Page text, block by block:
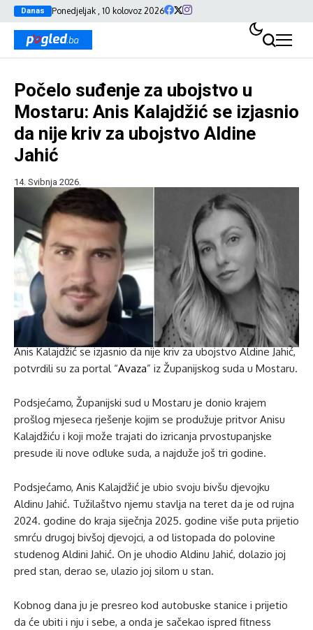
Danas Ponedjeljak , 10 kolovoz 2026
Počelo suđenje za ubojstvo u
Mostaru: Anis Kalajdžić se izjasnio
da nije kriv za ubojstvo Aldine
Jahić
14. Svibnja 2026.
Anis Kalajdžić se izjasnio da nije kriv za ubojstvo Aldine Jahić,
potvrdili su za portal “Avaza” iz Županijskog suda u Mostaru.
Podsjećamo, Županijski sud u Mostaru je donio krajem
prošlog mjeseca rješenje kojim se produžuje pritvor Anisu
Kalajdžiću i koji može trajati do izricanja prvostupanjske
presude ili nove odluke suda, a najduže još tri godine.
Podsjećamo, Anis Kalajdžić je ubio svoju bivšu djevojku
Aldinu Jahić. Tužilaštvo njemu stavlja na teret da je od rujna
2024. godine do kraja siječnja 2025. godine više puta prijetio
smrću drugoj bivšoj djevojci, a od listopada do polovine
studenog Aldini Jahić. On je uhodio Aldinu Jahić, dolazio joj
pred stan, derao se, ulazio joj silom u stan.
Kobnog dana ju je presreo kod autobuske stanice i prijetio
da će ubiti i nju i sebe, a onda je sačekao ispred fitness